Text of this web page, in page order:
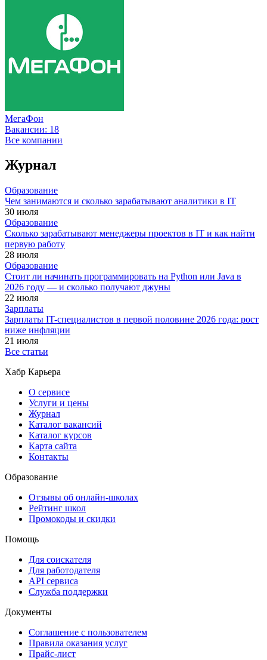
МегаФон
Вакансии: 18
Все компании
Журнал
Образование
Чем занимаются и сколько зарабатывают аналитики в IT
30 июля
Образование
Сколько зарабатывают менеджеры проектов в IT и как найти
первую работу
28 июля
Образование
Стоит ли начинать программировать на Python или Java в
2026 году — и сколько получают джуны
22 июля
Зарплаты
Зарплаты IT-специалистов в первой половине 2026 года: рост
ниже инфляции
21 июля
Все статьи
Хабр Карьера
О сервисе
Услуги и цены
Журнал
Каталог вакансий
Каталог курсов
Карта сайта
Контакты
Образование
Отзывы об онлайн-школах
Рейтинг школ
Промокоды и скидки
Помощь
Для соискателя
Для работодателя
API сервиса
Служба поддержки
Документы
Соглашение с пользователем
Правила оказания услуг
Прайс-лист